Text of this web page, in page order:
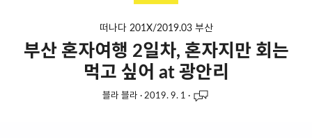
떠나다 201X/2019.03 부산
부산 혼자여행 2일차, 혼자지만 회는
먹고 싶어 at 광안리
블라 블라 · 2019. 9. 1 ·